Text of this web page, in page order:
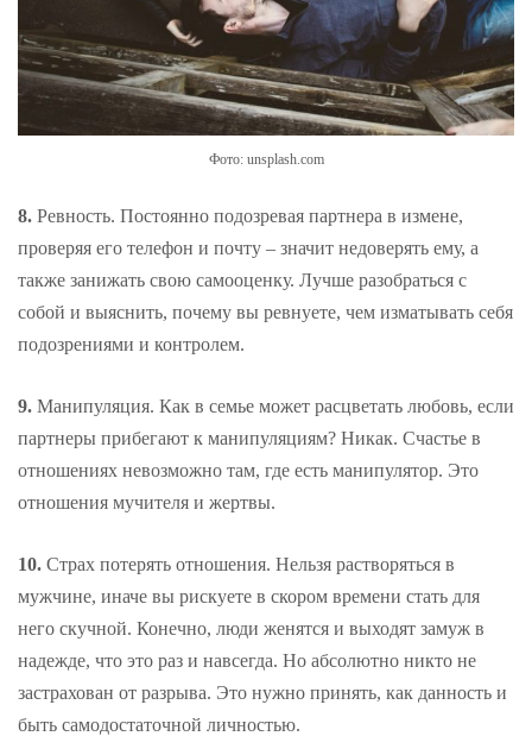
Фото: unsplash.com
8. Ревность. Постоянно подозревая партнера в измене,
проверяя его телефон и почту – значит недоверять ему, а
также занижать свою самооценку. Лучше разобраться с
собой и выяснить, почему вы ревнуете, чем изматывать себя
подозрениями и контролем.
9. Манипуляция. Как в семье может расцветать любовь, если
партнеры прибегают к манипуляциям? Никак. Счастье в
отношениях невозможно там, где есть манипулятор. Это
отношения мучителя и жертвы.
10. Страх потерять отношения. Нельзя растворяться в
мужчине, иначе вы рискуете в скором времени стать для
него скучной. Конечно, люди женятся и выходят замуж в
надежде, что это раз и навсегда. Но абсолютно никто не
застрахован от разрыва. Это нужно принять, как данность и
быть самодостаточной личностью.